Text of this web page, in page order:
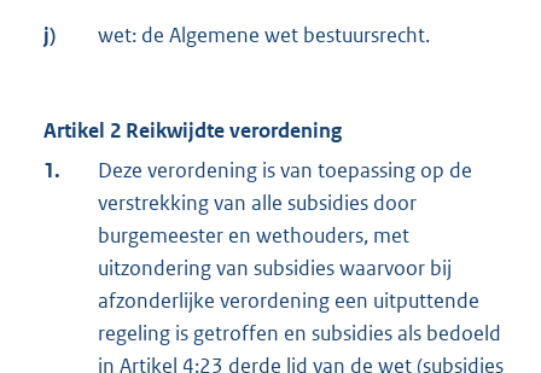
j) wet: de Algemene wet bestuursrecht.
Artikel 2 Reikwijdte verordening
1.
Deze verordening is van toepassing op de
verstrekking van alle subsidies door
burgemeester en wethouders, met
uitzondering van subsidies waarvoor bij
afzonderlijke verordening een uitputtende
regeling is getroffen en subsidies als bedoeld
in Artikel 4:23 derde lid van de wet (subsidies